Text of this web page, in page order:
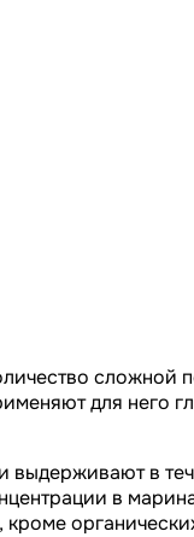
сложной
для него
в
в